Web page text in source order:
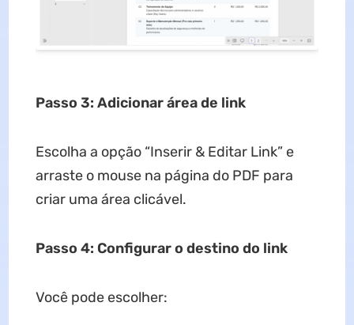
Passo 3: Adicionar área de link
Escolha a opção “Inserir & Editar Link” e
arraste o mouse na página do PDF para
criar uma área clicável.
Passo 4: Configurar o destino do link
Você pode escolher: